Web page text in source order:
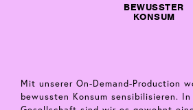
BEWUSSTER
KONSUM
Mit unserer On-Demand-Production
bewussten Konsum sensibilisieren. In